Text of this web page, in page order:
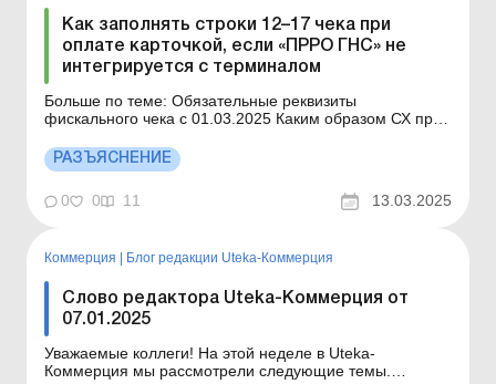
Как заполнять строки 12–17 чека при
оплате карточкой, если «ПРРО ГНС» не
интегрируется с терминалом
Больше по теме: Обязательные реквизиты
фискального чека с 01.03.2025 Каким образом СХ при
фискального чека, если «ПРРО ГНС» не имеет
возможности интеграции с терминалом (POS-
терминалами) и терминал используется отдельно?
Форма и соде...
РАЗЪЯСНЕНИЕ
0 0 11 13.03.2025
Коммерция Блог редакции Uteka-Коммерция
Слово редактора Uteka-Коммерция от
07.01.2025
Уважаемые коллеги! На этой неделе в Uteka-
Коммерция мы рассмотрели следующие темы.